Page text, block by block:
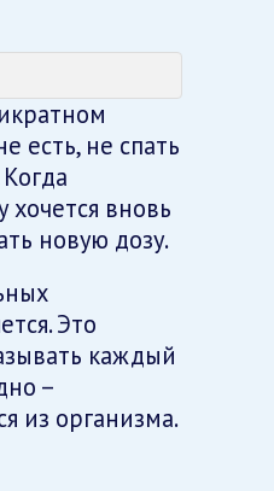
есть, не спать
хочется вновь
новую дозу.
Это
каждый
–
из организма.